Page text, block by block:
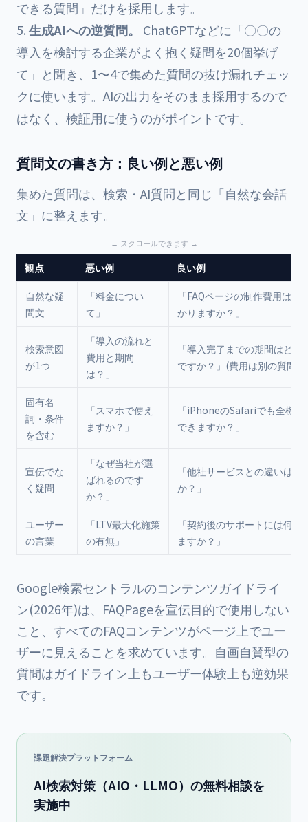
できる質問」だけを採用します。
生成AIへの逆質問。
ChatGPTなどに「〇〇の
導入を検討する企業がよく抱く疑問を20個挙げ
て」と聞き、1〜4で集めた質問の抜け漏れチェッ
クに使います。AIの出力をそのまま採用するので
はなく、検証用に使うのがポイントです。
質問文の書き方：良い例と悪い例
集めた質問は、検索・AI質問と同じ「自然な会話
文」に整えます。
観点 悪い例 良い例
自然な疑
問文
「料金につい
て」
「FAQページの制作費用はい
かりますか？」
検索意図
が1つ
「導入の流れと
費用と期間
は？」
「導入完了までの期間はどの
ですか？」(費用は別の質問
固有名
詞・条件
を含む
「スマホで使え
ますか？」
「iPhoneのSafariでも全機能
できますか？」
宣伝でな
く疑問
「なぜ当社が選
ばれるのです
か？」
「他社サービスとの違いは何
か？」
ユーザー
の言葉
「LTV最大化施策
の有無」
「契約後のサポートには何が
ますか？」
Google検索セントラルのコンテンツガイドライ
ン(2026年)は、FAQPageを宣伝目的で使用しない
こと、すべてのFAQコンテンツがページ上でユー
ザーに見えることを求めています。自画自賛型の
質問はガイドライン上もユーザー体験上も逆効果
です。
課題解決プラットフォーム
AI検索対策（AIO・LLMO）の無料相談を
実施中